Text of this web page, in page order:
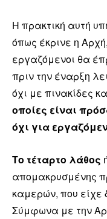
Η πρακτική αυτή
όπως έκρινε η
εργαζόμενοι θα
πριν την έναρξη
όχι με πινακίδες
οποίες είναι
όχι για
Το τέταρτο λάθος
απομακρυσμένης
καμερών, που είχε
Σύμφωνα με την